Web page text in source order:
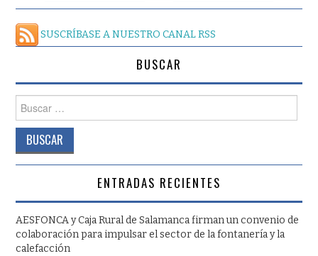
SUSCRÍBASE A NUESTRO CANAL RSS
BUSCAR
ENTRADAS RECIENTES
AESFONCA y Caja Rural de Salamanca firman un convenio de
colaboración para impulsar el sector de la fontanería y la
calefacción